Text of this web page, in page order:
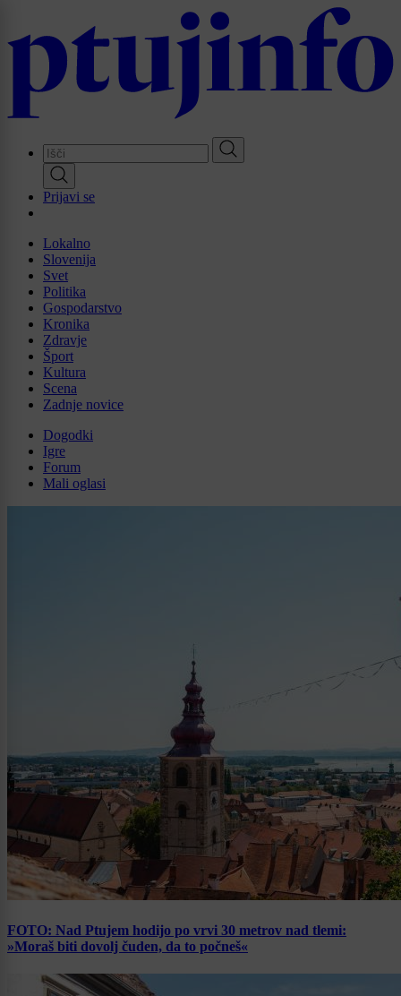
main
Prijavi se
Lokalno
Slovenija
Svet
Politika
Gospodarstvo
Kronika
Zdravje
Šport
Kultura
Scena
Zadnje novice
Dogodki
Igre
Forum
Mali oglasi
FOTO: Nad Ptujem hodijo po vrvi 30 metrov nad tlemi:
»Moraš biti dovolj čuden, da to počneš«